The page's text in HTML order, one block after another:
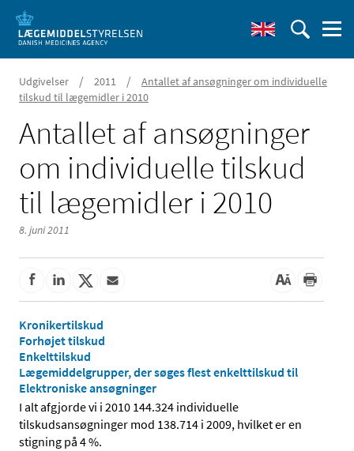
Udgivelser / 2011 /
Antallet af ansøgninger om individuelle
tilskud til lægemidler i 2010
Antallet af ansøgninger
om individuelle tilskud
til lægemidler i 2010
8. juni 2011
Kronikertilskud
Forhøjet tilskud
Enkelttilskud
Lægemiddelgrupper, der søges flest enkelttilskud til
Elektroniske ansøgninger
I alt afgjorde vi i 2010 144.324 individuelle
tilskudsansøgninger mod 138.714 i 2009, hvilket er en
stigning på 4 %.